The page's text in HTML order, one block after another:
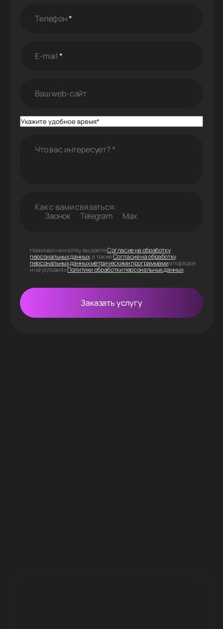
Телефон*
E-mail*
Ваш web-cайт
Что вас интересует?*
Как с вами связаться:
Звонок
Telegram Max
Нажимая на кнопку, вы даетеСогласие на обработку
персональных данных, а такжеСогласие на обработку
персональных данных метрическими программамив порядке
и на условияхПолитики обработки персональных данных
Заказать услугу